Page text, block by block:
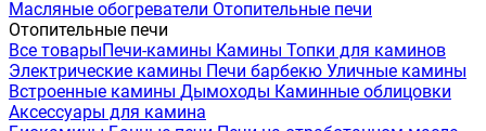
Масляные обогреватели Отопительные печи
Отопительные печи
Все товарыПечи-камины Камины Топки для каминов
Электрические камины Печи барбекю Уличные камины
Встроенные камины Дымоходы Каминные облицовки
Аксессуары для камина